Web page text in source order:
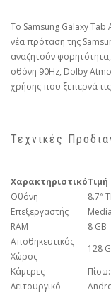
Το Samsung Galaxy Tab
νέα πρόταση της
αναζητούν
οθόνη 90Hz, Dolby
χρήσης που ξεπερνά
Τεχνικές
ΧαρακτηριστικόΤιμή
Οθόνη
8.7″
Επεξεργαστής
RAM
8 GB
Αποθηκευτικός
Χώρος
128
Κάμερες
Λειτουργικό